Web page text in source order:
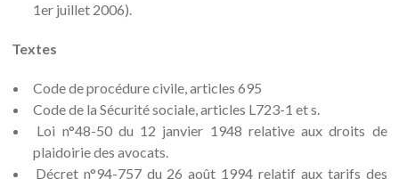
1er juillet 2006).
Textes
Code de procédure civile, articles 695
Code de la Sécurité sociale, articles L723-1 et s.
Loi n°48-50 du 12 janvier 1948 relative aux droits de
plaidoirie des avocats.
Décret n°94-757 du 26 août 1994 relatif aux tarifs des